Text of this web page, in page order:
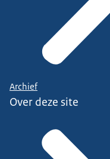
Archief
Over deze site